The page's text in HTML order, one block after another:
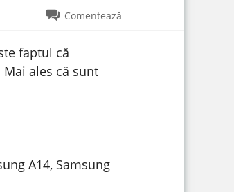
s
t
e
Comentează
faptul că
ales că sunt
A14, Samsung